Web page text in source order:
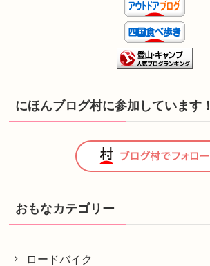
にほんブログ村に参加しています！
おもなカテゴリー
ロードバイク